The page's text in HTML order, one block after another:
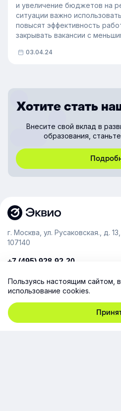
и увеличение бюджетов на
ситуации важно
повысят эффективность
закрывать вакансии с
03.04.24
Хотите стать
Внесите свой вклад в
образования,
г. Москва, ул. Русаковская., д.
107140
+7 (495) 928-92-20
Расскажем о платформе и
демо-доступ
Пользуясь настоящим сайтом,
использование cookies.